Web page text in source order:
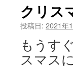
クリス
投稿日: 2021年
もうす
スマス